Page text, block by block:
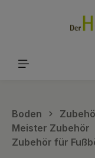
Boden
Meister Zubehör
Zubehör für